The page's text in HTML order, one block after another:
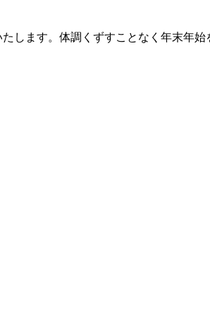
します。体調くずすことなく年末年